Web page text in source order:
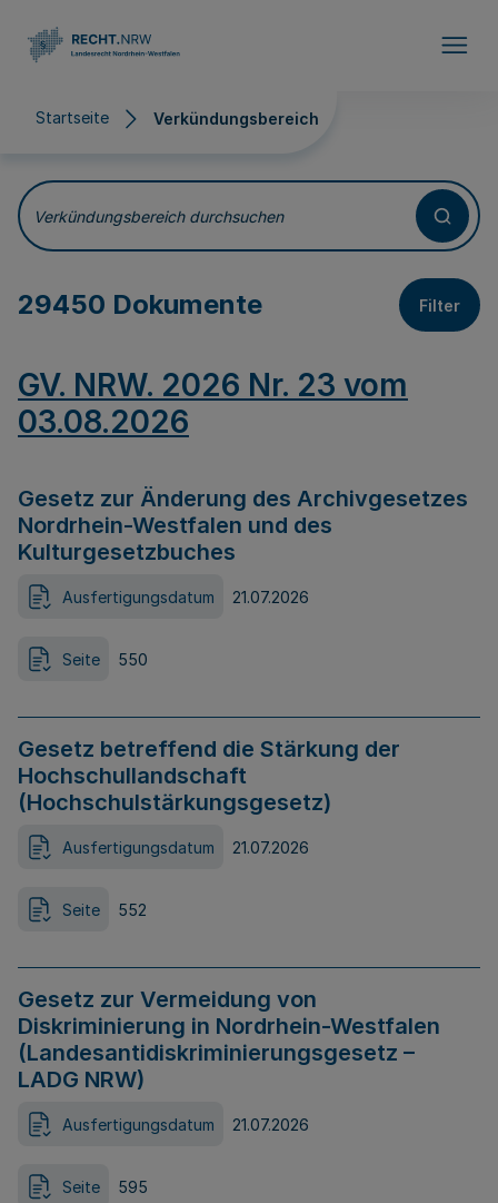
Startseite Verkündungsbereich
Verkündungsbereich
Verkündungsbereich durchsuchen
29450 Dokumente Filter
GV. NRW. 2026 Nr. 23 vom
03.08.2026
Gesetz zur Änderung des Archivgesetzes
Nordrhein-Westfalen und des
Kulturgesetzbuches
Ausfertigungsdatum 21.07.2026
Seite 550
Gesetz betreffend die Stärkung der
Hochschullandschaft
(Hochschulstärkungsgesetz)
Ausfertigungsdatum 21.07.2026
Seite 552
Gesetz zur Vermeidung von
Diskriminierung in Nordrhein-Westfalen
(Landesantidiskriminierungsgesetz –
LADG NRW)
Ausfertigungsdatum 21.07.2026
Seite 595